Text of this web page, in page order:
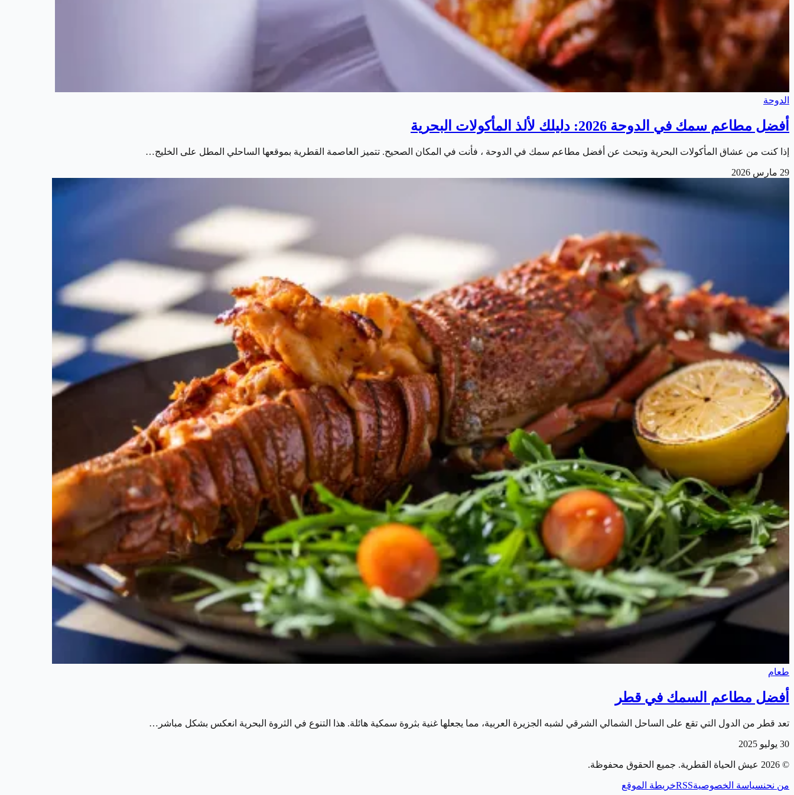
الدوحة
أفضل مطاعم سمك في الدوحة 2026: دليلك لألذ المأكولات البحرية
إذا كنت من عشاق المأكولات البحرية وتبحث عن أفضل مطاعم سمك في الدوحة ، فأنت في المكان الصحيح. تتميز العاصمة القطرية بموقعها الساحلي المطل على الخليج…
29 مارس 2026
طعام
أفضل مطاعم السمك في قطر
تعد قطر من الدول التي تقع على الساحل الشمالي الشرقي لشبه الجزيرة العربية، مما يجعلها غنية بثروة سمكية هائلة. هذا التنوع في الثروة البحرية انعكس بشكل مباشر…
30 يوليو 2025
©
2026 عيش الحياة القطرية. جميع الحقوق محفوظة.
من نحنسياسة الخصوصيةRSSخريطة الموقع